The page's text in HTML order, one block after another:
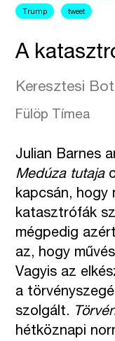
Trump tweet
A
Keresztesi
Fülöp Tímea
Julian Barnes
Medúza tutaja
kapcsán, hogy
katasztrófák
mégpedig
az, hogy
Vagyis az
a
szolgált.
hétköznapi